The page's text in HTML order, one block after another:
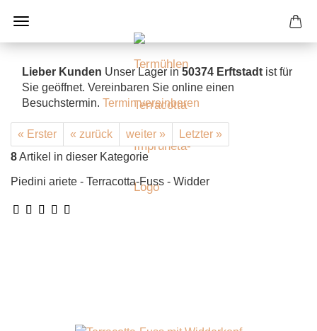
Lieber Kunden Unser Lager in50374 Erftstadt ist für
Sie geöffnet. Vereinbaren Sie online einen
Besuchstermin. Termin vereinbaren
« Erster « zurück weiter »
Letzter »
8Artikel in dieser Kategorie
Piedini ariete - Terracotta-Fuss - Widder